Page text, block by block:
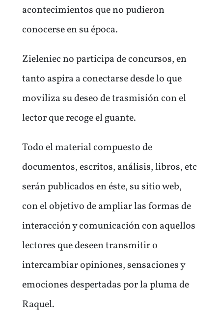
acontecimientos que no pudieron
conocerse en su época.
Zieleniec no participa de concursos, en
tanto aspira a conectarse desde lo que
moviliza su deseo de trasmisión con el
lector que recoge el guante.
Todo el material compuesto de
documentos, escritos, análisis, libros, etc
serán publicados en éste, su sitio web,
con el objetivo de ampliar las formas de
interacción y comunicación con aquellos
lectores que deseen transmitir o
intercambiar opiniones, sensaciones y
emociones despertadas por la pluma de
Raquel.